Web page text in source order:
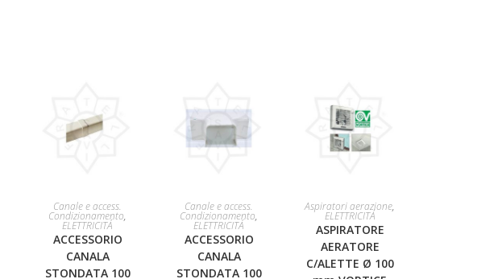
AGGIUNGI AL
CARRELLO
Canale e access.
Condizionamento,
ELETTRICITÁ
ACCESSORIO
CANALA
STONDATA 100
AGGIUNGI AL
CARRELLO
Canale e access.
Condizionamento,
ELETTRICITÁ
ACCESSORIO
CANALA
STONDATA 100
AGGIUNGI AL
CARRELLO
Aspiratori aerazione,
ELETTRICITÁ
ASPIRATORE
AERATORE
C/ALETTE Ø 100